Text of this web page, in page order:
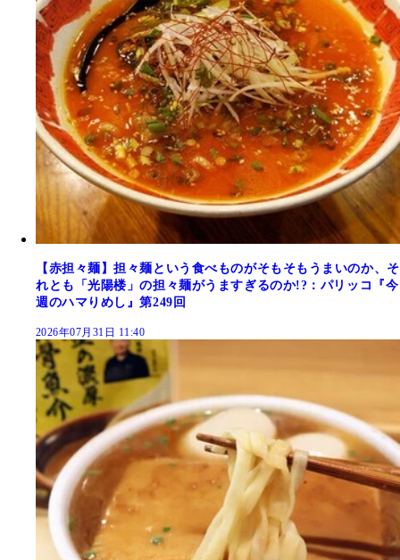
【赤担々麺】担々麺という食べものがそもそもうまいのか、そ
れとも「光陽楼」の担々麺がうますぎるのか!?：パリッコ『今
週のハマりめし』第249回
2026年07月31日 11:40